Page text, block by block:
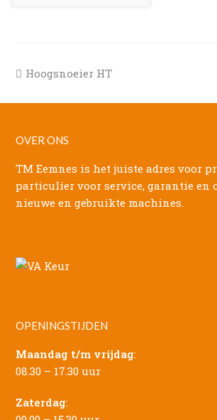
previous
Hoogsnoeier HT
OVER ONS
TM Eemnes is het juiste adres voor
particulier voor service, garantie en
nieuwe en gebruikte machines.
OPENINGSTIJDEN
Maandag t/m vrijdag:
08.30 – 17.30 uur
Zaterdag: